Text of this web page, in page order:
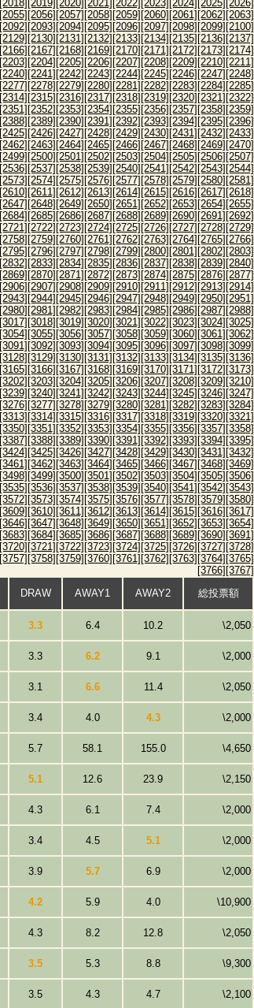
[2018] [2019] [2020] [2021] [2022] [2023] [2024] [2025] [2026]
[2055] [2056] [2057] [2058] [2059] [2060] [2061] [2062] [2063]
[2092] [2093] [2094] [2095] [2096] [2097] [2098] [2099] [2100]
[2129] [2130] [2131] [2132] [2133] [2134] [2135] [2136] [2137]
[2166] [2167] [2168] [2169] [2170] [2171] [2172] [2173] [2174]
[2203] [2204] [2205] [2206] [2207] [2208] [2209] [2210] [2211]
[2240] [2241] [2242] [2243] [2244] [2245] [2246] [2247] [2248]
[2277] [2278] [2279] [2280] [2281] [2282] [2283] [2284] [2285]
[2314] [2315] [2316] [2317] [2318] [2319] [2320] [2321] [2322]
[2351] [2352] [2353] [2354] [2355] [2356] [2357] [2358] [2359]
[2388] [2389] [2390] [2391] [2392] [2393] [2394] [2395] [2396]
[2425] [2426] [2427] [2428] [2429] [2430] [2431] [2432] [2433]
[2462] [2463] [2464] [2465] [2466] [2467] [2468] [2469] [2470]
[2499] [2500] [2501] [2502] [2503] [2504] [2505] [2506] [2507]
[2536] [2537] [2538] [2539] [2540] [2541] [2542] [2543] [2544]
[2573] [2574] [2575] [2576] [2577] [2578] [2579] [2580] [2581]
[2610] [2611] [2612] [2613] [2614] [2615] [2616] [2617] [2618]
[2647] [2648] [2649] [2650] [2651] [2652] [2653] [2654] [2655]
[2684] [2685] [2686] [2687] [2688] [2689] [2690] [2691] [2692]
[2721] [2722] [2723] [2724] [2725] [2726] [2727] [2728] [2729]
[2758] [2759] [2760] [2761] [2762] [2763] [2764] [2765] [2766]
[2795] [2796] [2797] [2798] [2799] [2800] [2801] [2802] [2803]
[2832] [2833] [2834] [2835] [2836] [2837] [2838] [2839] [2840]
[2869] [2870] [2871] [2872] [2873] [2874] [2875] [2876] [2877]
[2906] [2907] [2908] [2909] [2910] [2911] [2912] [2913] [2914]
[2943] [2944] [2945] [2946] [2947] [2948] [2949] [2950] [2951]
[2980] [2981] [2982] [2983] [2984] [2985] [2986] [2987] [2988]
[3017] [3018] [3019] [3020] [3021] [3022] [3023] [3024] [3025]
[3054] [3055] [3056] [3057] [3058] [3059] [3060] [3061] [3062]
[3091] [3092] [3093] [3094] [3095] [3096] [3097] [3098] [3099]
[3128] [3129] [3130] [3131] [3132] [3133] [3134] [3135] [3136]
[3165] [3166] [3167] [3168] [3169] [3170] [3171] [3172] [3173]
[3202] [3203] [3204] [3205] [3206] [3207] [3208] [3209] [3210]
[3239] [3240] [3241] [3242] [3243] [3244] [3245] [3246] [3247]
[3276] [3277] [3278] [3279] [3280] [3281] [3282] [3283] [3284]
[3313] [3314] [3315] [3316] [3317] [3318] [3319] [3320] [3321]
[3350] [3351] [3352] [3353] [3354] [3355] [3356] [3357] [3358]
[3387] [3388] [3389] [3390] [3391] [3392] [3393] [3394] [3395]
[3424] [3425] [3426] [3427] [3428] [3429] [3430] [3431] [3432]
[3461] [3462] [3463] [3464] [3465] [3466] [3467] [3468] [3469]
[3498] [3499] [3500] [3501] [3502] [3503] [3504] [3505] [3506]
[3535] [3536] [3537] [3538] [3539] [3540] [3541] [3542] [3543]
[3572] [3573] [3574] [3575] [3576] [3577] [3578] [3579] [3580]
[3609] [3610] [3611] [3612] [3613] [3614] [3615] [3616] [3617]
[3646] [3647] [3648] [3649] [3650] [3651] [3652] [3653] [3654]
[3683] [3684] [3685] [3686] [3687] [3688] [3689] [3690] [3691]
[3720] [3721] [3722] [3723] [3724] [3725] [3726] [3727] [3728]
[3757] [3758] [3759] [3760] [3761] [3762] [3763] [3764] [3765]
[3766] [3767]
DRAW AWAY1 AWAY2 総投票額
3.3 6.4 10.2 \2,050
3.3 6.2 9.1 \2,000
3.1 6.6 11.4 \2,050
3.4 4.0 4.3 \2,000
5.7 58.1 155.0 \4,650
5.1 12.6 23.9 \2,150
4.3 6.1 7.4 \2,000
3.4 4.5 5.1 \2,000
3.9 5.7 6.9 \2,000
4.2 5.9 4.0 \10,900
4.3 8.2 12.8 \2,050
3.5 5.3 8.8 \9,300
3.5 4.3 4.7 \2,100